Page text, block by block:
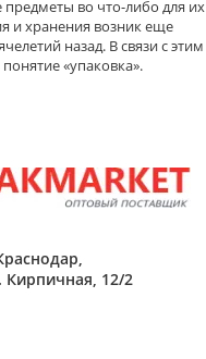
предметы во что-либо для их
и хранения возник еще
назад. В связи с этим
«упаковка».
Кирпичная, 12/2